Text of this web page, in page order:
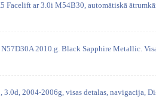
Facelift ar 3.0i M54B30, automātiskā
2010.g. Black Sapphire Metallic.
3.0d, 2004-2006g, visas detalas, navigacija,